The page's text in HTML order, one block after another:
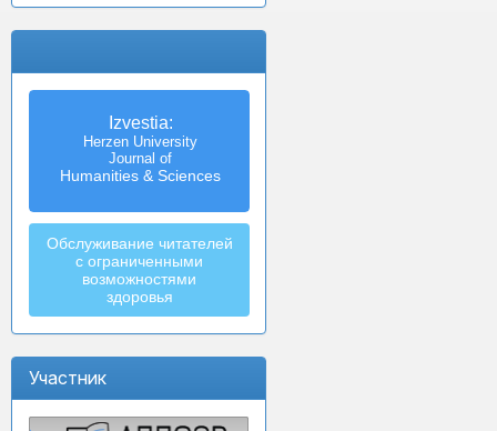
Izvestia:
Herzen University
Journal of
Humanities & Sciences
Обслуживание читателей
с ограниченными
возможностями
здоровья
Участник